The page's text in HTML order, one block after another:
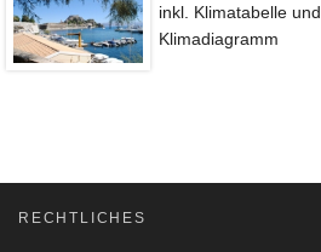
inkl. Klimatabelle und
Klimadiagramm
RECHTLICHES